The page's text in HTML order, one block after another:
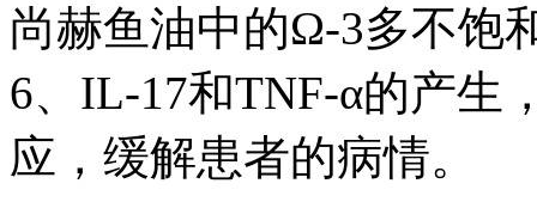
尚赫鱼油中的Ω-3多不饱
6、IL-17和TNF-α的产生
应，缓解患者的病情。